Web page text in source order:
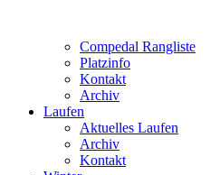
Compedal Rangliste
Platzinfo
Kontakt
Archiv
Laufen
Aktuelles Laufen
Archiv
Kontakt